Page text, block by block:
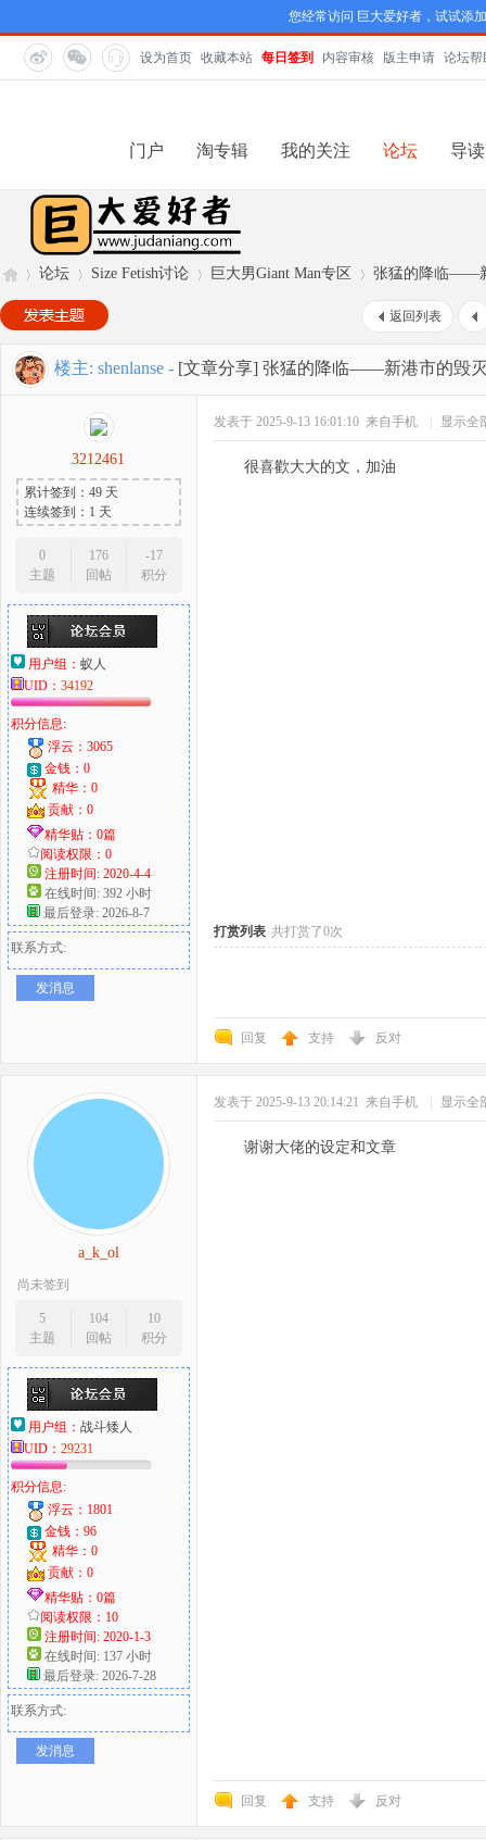
您经常访问 巨大爱好者，试试添
设为首页 收藏本站 每日签到 内容审核 版主申请 论坛帮
门户 淘专辑 我的关注 论坛 导读
巨
爱
»
论坛
›
Size Fetish讨论
›
巨大男Giant Man专区
›
张猛的降临——
返回列表
楼主: shenlanse - [文章分享] 张猛的降临——新港市的毁
3212461
累计签到：49 天
连续签到：1 天
0
主题
176
回帖
-17
积分
用户组： 蚁人
UID： 34192
积分信息:
浮云：3065
金钱：0
精华：0
贡献：0
精华贴：0篇
阅读权限：0
注册时间: 2020-4-4
在线时间: 392 小时
最后登录: 2026-8-7
联系方式:
发消息
发表于 2025-9-13 16:01:10 来自手机 显示全
很喜歡大大的文，加油
打赏列表 共打赏了0次
回复 支持 反对
a_k_ol
尚未签到
5
主题
104
回帖
10
积分
用户组： 战斗矮人
UID： 29231
积分信息:
浮云：1801
金钱：96
精华：0
贡献：0
精华贴：0篇
阅读权限：10
注册时间: 2020-1-3
在线时间: 137 小时
最后登录: 2026-7-28
联系方式:
发消息
发表于 2025-9-13 20:14:21 来自手机 显示全
谢谢大佬的设定和文章
回复 支持 反对